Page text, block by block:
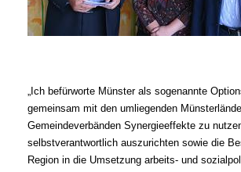
Ich befürworte Münster als sogenannte
gemeinsam mit den umliegenden
Gemeindeverbänden Synergieeffekte zu
selbstverantwortlich auszurichten sowie die
Region in die Umsetzung arbeits- und